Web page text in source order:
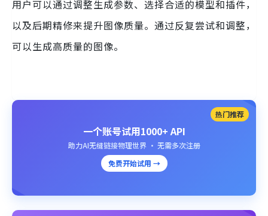
用户可以通过调整生成参数、选择合适的模型和插件，
以及后期精修来提升图像质量。通过反复尝试和调整，
可以生成高质量的图像。
热门推荐
一个账号试用1000+ API
助力AI无缝链接物理世界 · 无需多次注册
免费开始试用 →